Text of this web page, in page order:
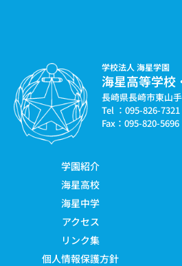
学校法人 海星学園
海星高等学校
長崎県長崎市東山
Tel ：095-826-7321
Fax：095-820-5696
学園紹介
海星高校
海星中学
アクセス
リンク集
個人情報保護方針